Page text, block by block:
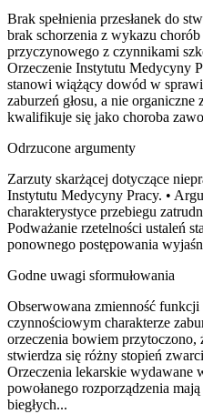
Brak spełnienia przesłanek do
brak schorzenia z wykazu
przyczynowego z czynnikami
Orzeczenie Instytutu Medycyny
stanowi wiążący dowód w
zaburzeń głosu, a nie
kwalifikuje się jako choroba
Odrzucone argumenty
Zarzuty skarżącej dotyczące
Instytutu Medycyny Pracy. •
charakterystyce przebiegu
Podważanie rzetelności ustaleń
ponownego postępowania
Godne uwagi sformułowania
Obserwowana zmienność
czynnościowym charakterze
orzeczenia bowiem przytoczono,
stwierdza się różny stopień
Orzeczenia lekarskie wydawane
powołanego rozporządzenia
biegłych...